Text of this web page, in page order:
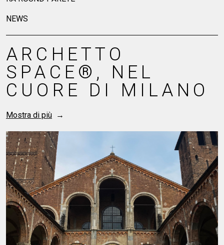
PROGETTI DI LUCE UNICI E AFFASCINANTI
NEWS
CREA, SISTEMA
CREATIVO